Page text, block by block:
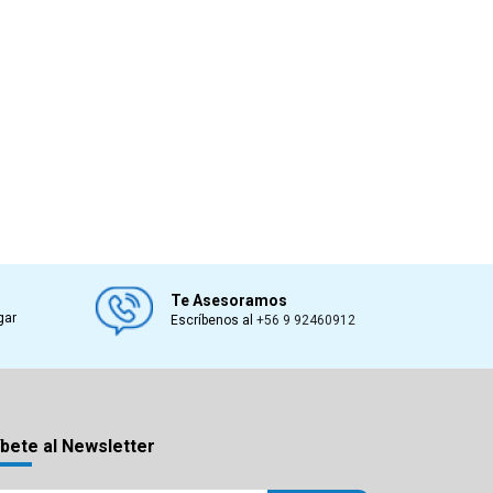
Te Asesoramos
Escríbenos al+56 9 92460912
al Newsletter